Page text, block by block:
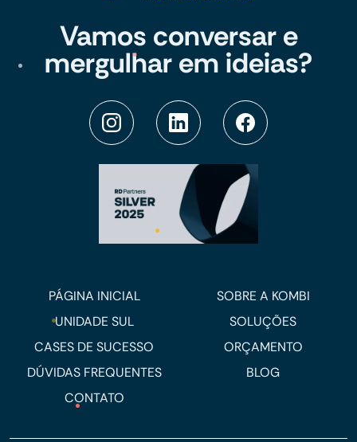
Vamos conversar e
mergulhar em ideias?
PÁGINA INICIAL
SOBRE A KOMBI
UNIDADE SUL
SOLUÇÕES
CASES DE SUCESSO
ORÇAMENTO
DÚVIDAS FREQUENTES
BLOG
CONTATO